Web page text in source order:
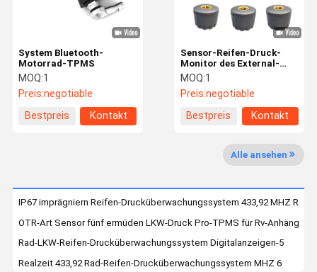
Qualitätskon
Treten Sie
Mit Uns In
Verbindung
Nachrichten
Fordern Sie
Ein Zitat
NEWS
LKW-Reifen-Drucküberwachungssystem
Bus TPMS
Sensor-Reifen-Druck-
Monitor des External-
433.92mhz 3 für
Motorräder
MOQ:1
Preis:negotiable
Bestpreis
Kontakt
System Bluetooth-
Motorrad-TPMS
MOQ:1
Preis:negotiable
Bestpreis
Kontakt
Alle ansehen
IP67 imprägniern Reifen-Drucküberwachungssystem 433,92 MHZ RV
OTR-Art Sensor fünf ermüden LKW-Druck Pro-TPMS für Rv-Anhänger
Rad-LKW-Reifen-Drucküberwachungssystem Digitalanzeigen-5
Realzeit 433,92 Rad-Reifen-Drucküberwachungssystem MHZ 6